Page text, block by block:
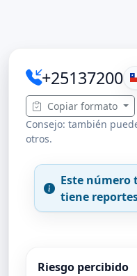
+25137200
Copiar formato
Consejo: también
otros.
Este número
tiene
Riesgo percibido